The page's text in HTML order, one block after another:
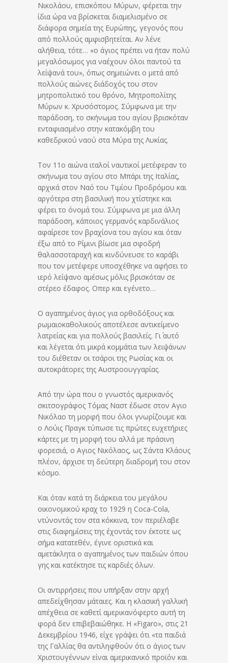
Νικολάου, επισκόπου Μύρων, φέρεται την
ίδια ώρα να βρίσκεται διαμελισμένο σε
διάφορα σημεία της Ευρώπης, γεγονός που
από πολλούς αμφισβητείται. Αν λένε
αλήθεια, τότε… «ο άγιος πρέπει να ήταν πολύ
μεγαλόσωμος για ναέχουν όλοι παντού τα
λείψανά του», όπως σημειώνει ο μετά από
πολλούς αιώνες διάδοχός του στον
μητροπολιτικό του θρόνο, Μητροπολίτης
Μύρων κ. Χρυσόστομος. Σύμφωνα με την
παράδοση, το σκήνωμα του αγίου βρισκόταν
ενταφιασμένο στην κατακόμβη του
καθεδρικού ναού στα Μύρα της Λυκίας.
Τον 11ο αιώνα ιταλοί ναυτικοί μετέφεραν το
σκήνωμα του αγίου στο Μπάρι της Ιταλίας,
αρχικά στον Ναό του Τιμίου Προδρόμου και
αργότερα στη βασιλική που χτίστηκε και
φέρει το όνομά του. Σύμφωνα με μια άλλη
παράδοση, κάποιος γερμανός καρδινάλιος
αφαίρεσε τον βραχίονα του αγίου και όταν
έξω από το Ρίμινι βίωσε μια σφοδρή
θαλασσοταραχή και κινδύνευσε το καράβι
που τον μετέφερε υποσχέθηκε να αφήσει το
ιερό λείψανο αμέσως μόλις βρισκόταν σε
στέρεο έδαφος. Οπερ και εγένετο…
Ο αγαπημένος άγιος για ορθοδόξους και
ρωμαιοκαθολικούς αποτέλεσε αντικείμενο
λατρείας και για πολλούς βασιλείς. Γι΄ αυτό
και λέγεται ότι μικρά κομμάτια των λειψάνων
του διέθεταν οι τσάροι της Ρωσίας και οι
αυτοκράτορες της Αυστροουγγαρίας.
Από την ώρα που ο γνωστός αμερικανός
σκιτσογράφος Τόμας Ναστ έδωσε στον Αγιο
Νικόλαο τη μορφή που όλοι γνωρίζουμε και
ο Λούις Πραγκ τύπωσε τις πρώτες ευχετήριες
κάρτες με τη μορφή του αλλά με πράσινη
φορεσιά, ο Αγιος Νικόλαος, ως Σάντα Κλάους
πλέον, άρχισε τη δεύτερη διαδρομή του στον
κόσμο.
Και όταν κατά τη διάρκεια του μεγάλου
οικονομικού κραχ το 1929 η Coca-Cola,
ντύνοντάς τον στα κόκκινα, τον περιέλαβε
στις διαφημίσεις της έχοντάς τον έκτοτε ως
σήμα κατατεθέν, έγινε οριστικά και
αμετάκλητα ο αγαπημένος των παιδιών όπου
γης και κατέκτησε τις καρδιές όλων.
Οι αντιρρήσεις που υπήρξαν στην αρχή
απεδείχθησαν μάταιες. Και η κλασική γαλλική
απέχθεια σε καθετί αμερικανόφερτο αυτή τη
φορά δεν επιβεβαιώθηκε. Η «Figaro», στις 21
Δεκεμβρίου 1946, είχε γράψει ότι «τα παιδιά
της Γαλλίας θα αντιληφθούν ότι ο άγιος των
Χριστουγέννων είναι αμερικανικό προϊόν και